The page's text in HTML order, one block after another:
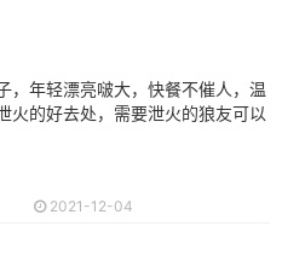
，年轻漂亮啵大，快餐不催人，温
火的好去处，需要泄火的狼友可以
2021-12-04